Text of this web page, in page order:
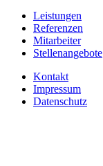
Leistungen
Referenzen
Mitarbeiter
Stellenangebote
Kontakt
Impressum
Datenschutz